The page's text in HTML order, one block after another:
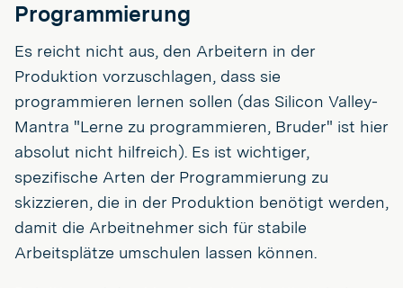
Programmierung
Es reicht nicht aus, den Arbeitern in der
Produktion vorzuschlagen, dass sie
programmieren lernen sollen (das Silicon Valley-
Mantra "Lerne zu programmieren, Bruder" ist hier
absolut nicht hilfreich). Es ist wichtiger,
spezifische Arten der Programmierung zu
skizzieren, die in der Produktion benötigt werden,
damit die Arbeitnehmer sich für stabile
Arbeitsplätze umschulen lassen können.